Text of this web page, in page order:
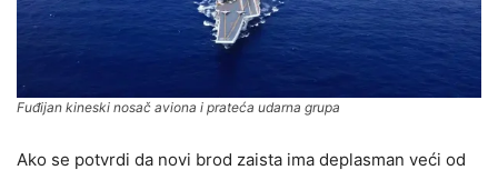
Fuđijan kineski nosač aviona i prateća udarna grupa
Ako se potvrdi da novi brod zaista ima deplasman veći od